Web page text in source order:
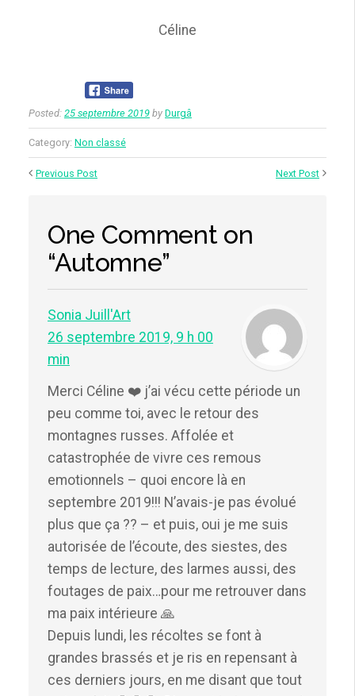
Céline
Posted: 25 septembre 2019 by Durgâ
Category: Non classé
Previous Post Next Post
One Comment on
“Automne”
Sonia Juill'Art
26 septembre 2019, 9 h 00
min
Merci Céline ❤️ j’ai vécu cette période un
peu comme toi, avec le retour des
montagnes russes. Affolée et
catastrophée de vivre ces remous
emotionnels – quoi encore là en
septembre 2019!!! N’avais-je pas évolué
plus que ça ?? – et puis, oui je me suis
autorisée de l’écoute, des siestes, des
temps de lecture, des larmes aussi, des
foutages de paix…pour me retrouver dans
ma paix intérieure 🙏
Depuis lundi, les récoltes se font à
grandes brassés et je ris en repensant à
ces derniers jours, en me disant que tout